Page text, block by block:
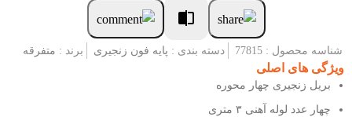
شناسه محصول : 77815 دسته بندی : پایه فون زنجیری برند : متفرقه
ویژگی های اصلی
بریل زنجیری چهار محوره
چهار عدد لوله آهنی ٣ متری